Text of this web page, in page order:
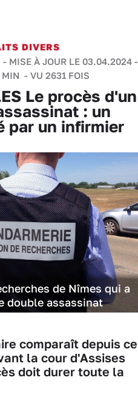
DIVERS
- MISE À JOUR LE 03.04.2024 -
MIN - VU 2631 FOIS
Le procès d'un
: un
par un infirmier
de Nîmes qui a
double assassinat
comparaît depuis ce
la cour d'Assises
doit durer toute la